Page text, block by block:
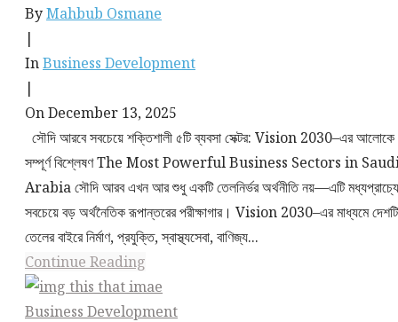
ByMahbub Osmane
|
InBusiness Development
|
On December 13, 2025
সৌদি আরবে সবচেয়ে শক্তিশালী ৫টি ব্যবসা সেক্টর: Vision 2030–এর আলোকে
সম্পূর্ণ বিশ্লেষণ The Most Powerful Business Sectors in
Arabia সৌদি আরব এখন আর শুধু একটি তেলনির্ভর অর্থনীতি নয়—এটি
সবচেয়ে বড় অর্থনৈতিক রূপান্তরের পরীক্ষাগার। Vision 2030–এর মাধ্যমে দেশটি
তেলের বাইরে নির্মাণ, প্রযুক্তি, স্বাস্থ্যসেবা, বাণিজ্য...
Continue Reading
Business Development